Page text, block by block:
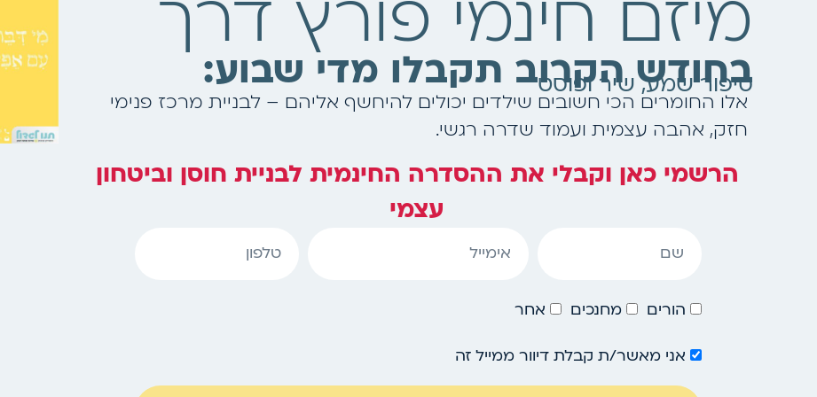
מיזם חינמי פורץ דרך
בחודש הקרוב תקבלו מדי שבוע:
סיפור שמע, שיר ופוסט
אלו החומרים הכי חשובים שילדים יכולים להיחשף אליהם – לבניית מרכז פנימי
חזק, אהבה עצמית ועמוד שדרה רגשי.
הרשמי כאן וקבלי את ההסדרה החינמית לבניית חוסן וביטחון
עצמי
setהורים מחנכים אחר
אני מאשר/ת קבלת דיוור ממייל זה